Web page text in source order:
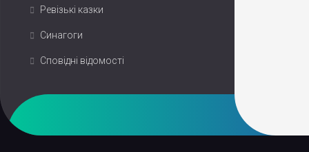
Ревізькі казки
Синагоги
Сповідні відомості